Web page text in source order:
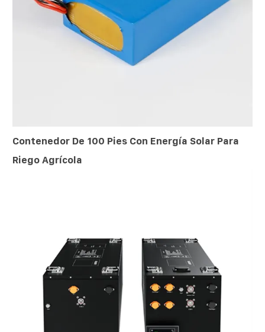
Contenedor De 100 Pies Con Energía Solar Para
Riego Agrícola